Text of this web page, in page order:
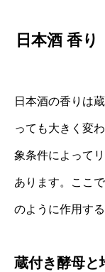
日本酒 香
日本酒の香りは
っても大きく変
象条件によって
あります。ここ
のように作用す
蔵付き酵母と